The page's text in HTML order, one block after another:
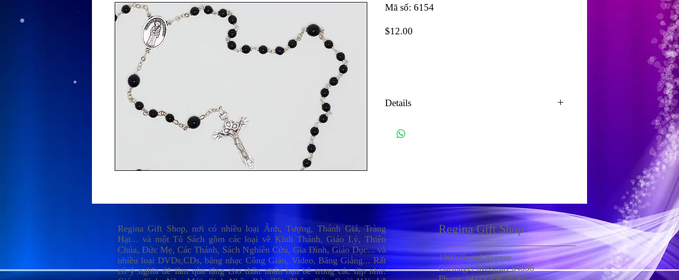
Mã số: 6154
$12.00
Details
reginashopcmc@yahoo.com
Regina Gift Shop, nơi có nhiều loại Ảnh, Tượng, Thánh Giá, Tràng
Hạt... và một Tủ Sách gồm các loại về Kinh Thánh, Giáo Lý, Thiên
Chúa, Đức Mẹ, Các Thánh, Sách Nghiên Cứu, Gia Đình, Giáo Dục... và
nhiều loại DVDs,CDs, băng nhạc Công Giáo, Video, Băng Giảng... Rất
có ý nghĩa để làm qùa tặng cho thân nhân bạn bè trong các dịp như:
Regina Gift Shop
1900 Grand Avenue
Carthage, Missouri 64836